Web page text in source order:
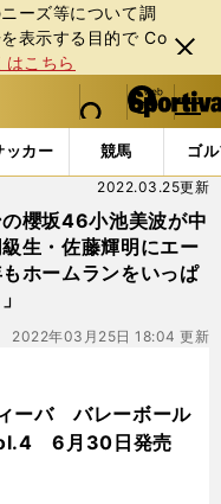
ーズ等について調
表⽰する⽬的で Co
はこちら
閉じ
る
web Sportiva (webスポルティーバ)
検索
マイペ
ー
ジ
メニュ
ッカー 競馬 ゴ
新ニュース・ 情報
櫻坂46小池美波が中
生・佐藤輝明にエー
ホームランをいっぱ
2022.03.25更新
2022年03月25日 18:04 更新
ーバ バレーボール
6月30日発売